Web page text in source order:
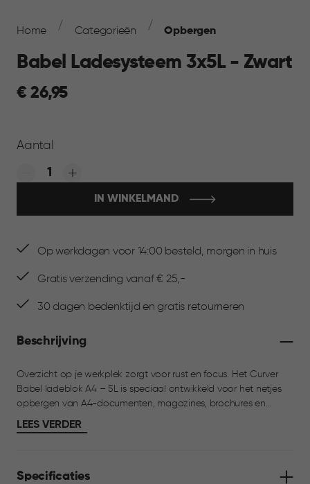
Navigation
Home Categorieën Opbergen
Babel Ladesysteem 3x5L - Zwart
€
€ 26,95
Aantal
Quantity:
IN WINKELMAND
Op werkdagen voor 14:00 besteld, morgen in huis
Gratis verzending vanaf € 25,-
30 dagen bedenktijd en gratis retourneren
Beschrijving
Overzicht op je werkplek zorgt voor rust en focus. Het Curver
Babel ladeblok A4 – 5L is speciaal ontwikkeld voor het netjes
opbergen van A4-documenten, magazines, brochures en
andere kantoor- of schoolartikelen. Het compacte ladeblok
past perfect op of onder het bureau en helpt je papieren te
nemen. Ideaal voor thuiswerken, studeren of op kantoor.
LEES VERDER
Specificaties